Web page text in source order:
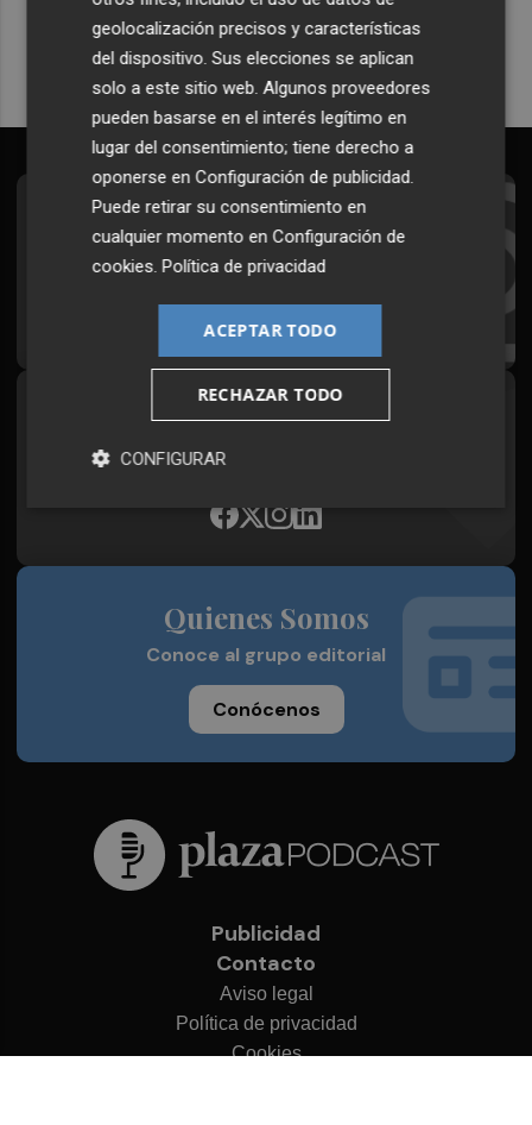
Quiero suscribirme
Suscríbete al Boletín
Todos los días a primera hora en tu email
Síguenos en redes
Plaza Podcast, desde cualquier medio
Quienes Somos
Conoce al grupo editorial
Conócenos
Publicidad
Contacto
Aviso legal
Política de privacidad
Cookies
geolocalización precisos y características
del dispositivo. Sus elecciones se aplican
solo a este sitio web. Algunos proveedores
pueden basarse en el interés legítimo en
lugar del consentimiento; tiene derecho a
oponerse enConfiguración de publicidad.
Puede retirar su consentimiento en
cualquier momento enConfiguración de
cookies.Política de privacidad
ACEPTAR TODO
RECHAZAR TODO
CONFIGURAR